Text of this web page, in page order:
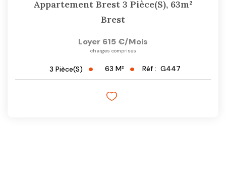
Appartement Brest 3 Pièce(s), 63m²
Brest
Loyer 615 €/mois
charges comprises
3 Pièce(s) 63 M² Réf : G447